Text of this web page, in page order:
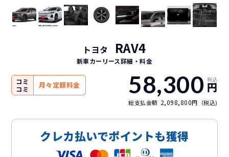
トヨタ RAV4
新車カーリース詳細 ・料金
コミ
コミ
月々定額料金 58,300 税込
円
総支払金額 2,098,800円（税込)
クレカ払いでポイントも獲得